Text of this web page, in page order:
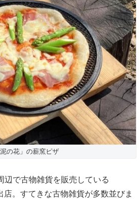
泥の花」の薪窯ピザ
辺で古物雑貨を販売している
。すてきな古物雑貨が多数並びま